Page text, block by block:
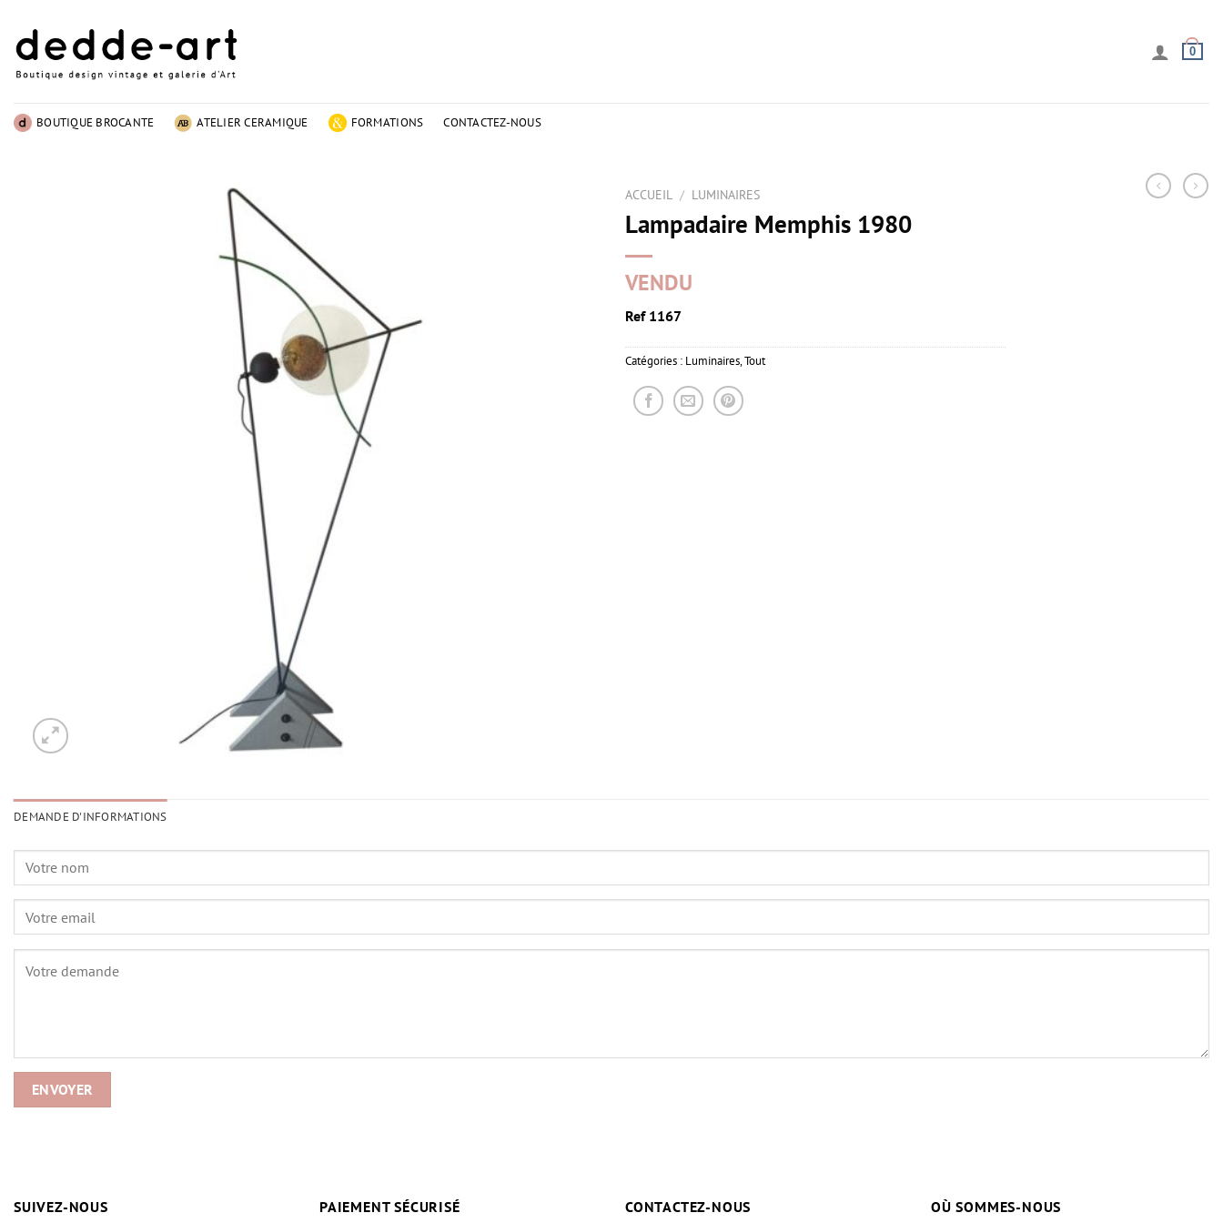
contenu
0
BOUTIQUE BROCANTE ATELIER CERAMIQUE FORMATIONS CONTACTEZ-NOUS
ACCUEIL / LUMINAIRES
Lampadaire Memphis 1980
VENDU
Ref 1167
Catégories : Luminaires,Tout
DEMANDE D'INFORMATIONS
SUIVEZ-NOUS PAIEMENT SÉCURISÉ CONTACTEZ-NOUS OÙ SOMMES-NOUS